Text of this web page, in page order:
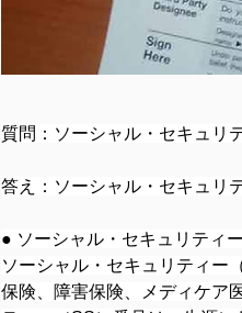
質問：ソーシャル・セキュリ
答え：ソーシャル・セキュリ
● ソーシャル・セキュリティ
ソーシャル・セキュリティー
保険、障害保険、メディケア